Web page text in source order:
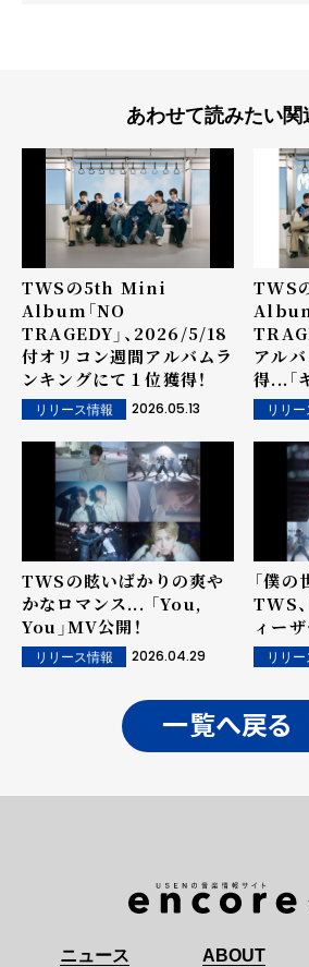
あわせて読みたい関
TWSの5th Mini
Album「NO
TRAGEDY」、2026/5/18
付オリコン週間アルバムラ
ンキングにて１位獲得！
リリース情報 2026.05.13
TWS
アル
得...「
成！リリ
TWSの眩いばかりの爽や
かなロマンス... 「You,
You」MV公開！
リリース情報 2026.04.29
「僕の
TWS
ィー
リリ
一覧へ戻る
ニュース ABOUT